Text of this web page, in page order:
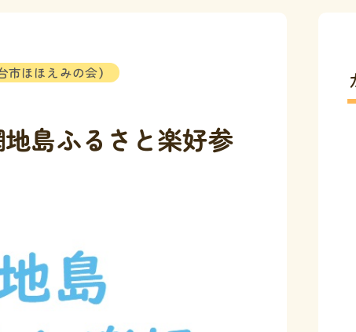
市ほほえみの会）
島ふるさと楽好参